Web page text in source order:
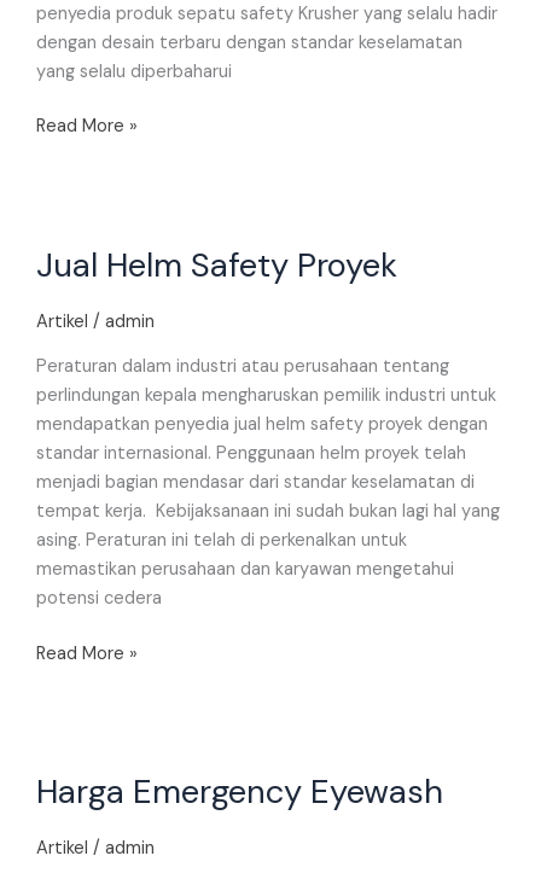
penyedia produk sepatu safety Krusher yang selalu hadir
dengan desain terbaru dengan standar keselamatan
yang selalu diperbaharui
Read More »
Jual Helm Safety Proyek
Artikel / admin
Peraturan dalam industri atau perusahaan tentang
perlindungan kepala mengharuskan pemilik industri untuk
mendapatkan penyedia jual helm safety proyek dengan
standar internasional. Penggunaan helm proyek telah
menjadi bagian mendasar dari standar keselamatan di
tempat kerja. Kebijaksanaan ini sudah bukan lagi hal yang
asing. Peraturan ini telah di perkenalkan untuk
memastikan perusahaan dan karyawan mengetahui
potensi cedera
Helm
Proyek
Read More »
Harga Emergency Eyewash
Artikel / admin
Emergency
Eyewash